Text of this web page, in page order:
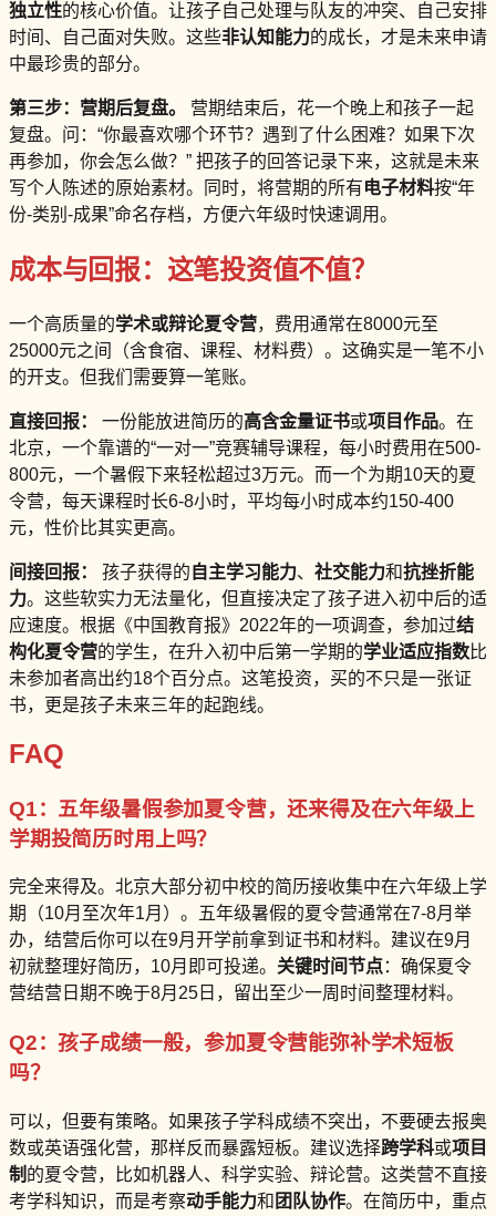
独立性的核心价值。让孩子自己处理与队友的冲突、自己安排
时间、自己面对失败。这些非认知能力的成长，才是未来申请
中最珍贵的部分。
第三步：营期后复盘。
营期结束后，花一个晚上和孩子一起
复盘。问：“你最喜欢哪个环节？遇到了什么困难？如果下次
再参加，你会怎么做？” 把孩子的回答记录下来，这就是未来
写个人陈述的原始素材。同时，将营期的所有电子材料按“年
份-类别-成果”命名存档，方便六年级时快速调用。
成本与回报：这笔投资值不值？
一个高质量的学术或辩论夏令营，费用通常在8000元至
25000元之间（含食宿、课程、材料费）。这确实是一笔不小
的开支。但我们需要算一笔账。
直接回报： 一份能放进简历的高含金量证书或项目作品。在
北京，一个靠谱的“一对一”竞赛辅导课程，每小时费用在500-
800元，一个暑假下来轻松超过3万元。而一个为期10天的夏
令营，每天课程时长6-8小时，平均每小时成本约150-400
元，性价比其实更高。
间接回报： 孩子获得的 自主学习能力、 社交能力和抗挫折能
力。这些软实力无法量化，但直接决定了孩子进入初中后的适
应速度。根据《中国教育报》2022年的一项调查，参加过结
构化夏令营的学生，在升入初中后第一学期的学业适应指数比
未参加者高出约18个百分点。这笔投资，买的不只是一张证
书，更是孩子未来三年的起跑线。
FAQ
Q1：五年级暑假参加夏令营，还来得及在六年级上
学期投简历时用上吗？
完全来得及。北京大部分初中校的简历接收集中在六年级上学
期（10月至次年1月）。五年级暑假的夏令营通常在7-8月举
办，结营后你可以在9月开学前拿到证书和材料。建议在9月
初就整理好简历，10月即可投递。 关键时间节点：确保夏令
营结营日期不晚于8月25日，留出至少一周时间整理材料。
Q2：孩子成绩一般，参加夏令营能弥补学术短板
吗？
可以，但要有策略。如果孩子学科成绩不突出，不要硬去报奥
数或英语强化营，那样反而暴露短板。建议选择跨学科或项目
制 的夏令营，比如机器人、科学实验、辩论营。这类营不直接
考学科知识，而是考察动手能力和 团队协作。在简历中，重点